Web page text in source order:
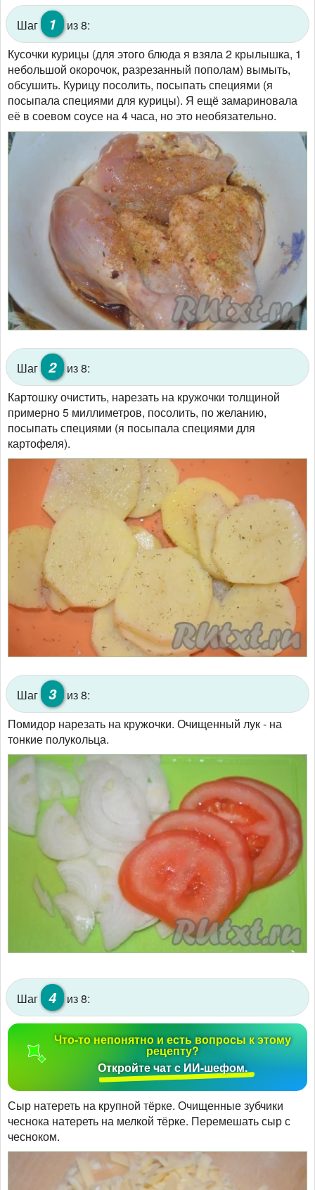
Шаг 1
из 8:
Кусочки курицы (для этого блюда я взяла 2 крылышка, 1
небольшой окорочок, разрезанный пополам) вымыть,
обсушить. Курицу посолить, посыпать специями (я
посыпала специями для курицы). Я ещё замариновала
её в соевом соусе на 4 часа, но это необязательно.
Шаг 2 из 8:
Картошку очистить, нарезать на кружочки толщиной
примерно 5 миллиметров, посолить, по желанию,
посыпать специями (я посыпала специями для
картофеля).
Шаг 3
из 8:
Помидор нарезать на кружочки. Очищенный лук - на
тонкие полукольца.
Шаг 4 из 8:
Что-то непонятно и есть вопросы к этому
рецепту?
Откройте чат с ИИ-шефом.
Сыр натереть на крупной тёрке. Очищенные зубчики
чеснока натереть на мелкой тёрке. Перемешать сыр с
чесноком.